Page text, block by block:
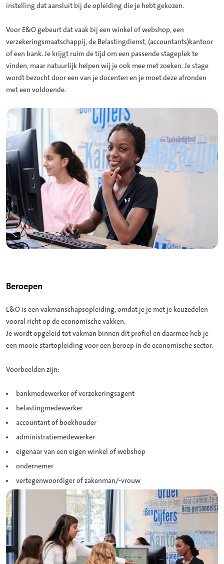
instelling dat aansluit bij de opleiding die je hebt gekozen.
Voor E&O gebeurt dat vaak bij een winkel of webshop, een
verzekeringsmaatschappij, de Belastingdienst, (accountants)kantoor
of een bank. Je krijgt ruim de tijd om een passende stageplek te
vinden, maar natuurlijk helpen wij je ook mee met zoeken. Je stage
wordt bezocht door een van je docenten en je moet deze afronden
met een voldoende.
Beroepen
E&O is een vakmanschapsopleiding, omdat je je met je keuzedelen
vooral richt op de economische vakken.
Je wordt opgeleid tot vakman binnen dit profiel en daarmee heb je
een mooie startopleiding voor een beroep in de economische sector.
Voorbeelden zijn:
bankmedewerker of verzekeringsagent
belastingmedewerker
accountant of boekhouder
administratiemedewerker
eigenaar van een eigen winkel of webshop
ondernemer
vertegenwoordiger of zakenman/-vrouw